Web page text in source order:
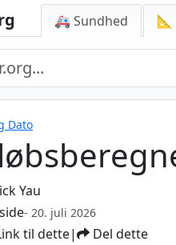
🚑 Sundhed 📐
Dato
Yau
- 20. juli 2026
til dette| Del dette